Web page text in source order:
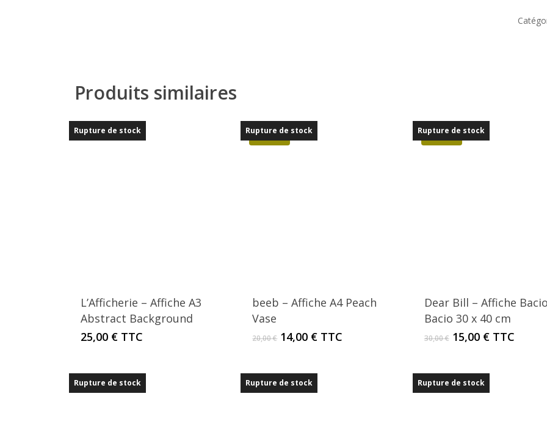
Produits similaires
Rupture de stock
L’Afficherie – Affiche A3
Abstract Background
25,00 € TTC
Rupture de stock
Promo !
beeb – Affiche A4 Peach
Vase
20,00€ Le
était :
20,00 €.
14,00 €Le
est :
14,00 €.
TTC
Rupture de stock
Promo !
Dear Bill – Affiche Bacio
Bacio 30 x 40 cm
30,00€ Le
était :
30,00 €.
15,00 €Le
est :
15,00 €.
TTC
Rupture de stock Rupture de stock Rupture de stock